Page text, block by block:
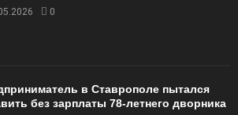
0
в Ставрополе пытался
без зарплаты 78-летнего дворника